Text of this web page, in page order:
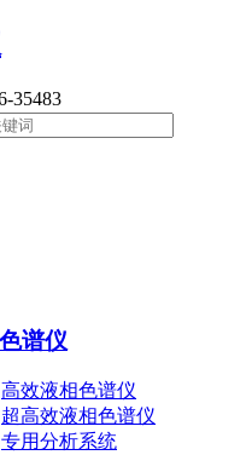
35483
谱仪
高效液相色谱仪
超高效液相色谱仪
专用分析系统